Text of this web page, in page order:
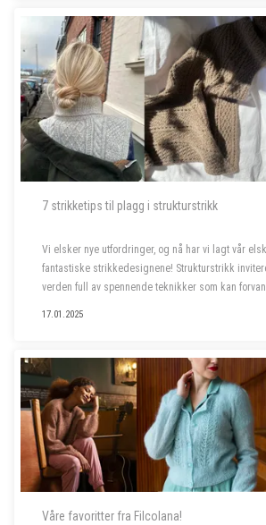
7 strikketips til plagg i strukturstrikk
Vi elsker nye utfordringer, og nå har vi lagt vår
fantastiske strikkedesignene! Strukturstrikk
verden full av spennende teknikker som kan
imponerende plagg. Dette er prosjektene som
17.01.2025
Våre favoritter fra Filcolana!